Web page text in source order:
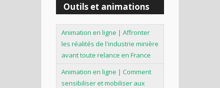
Outils et animations
Animation en ligne | Affronter
les réalités de l'industrie minière
avant toute relance en France
Animation en ligne | Comment
sensibiliser et mobiliser aux